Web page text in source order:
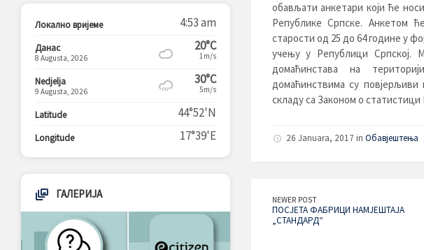
обављати анкетари који ће
Републике Српске. Анкетом
старости од 25 до 64 године у
учењу у Републици Српској.
домаћинстава на
домаћинствима су
складу са Законом о
26 Januara, 2017 in Обавјештења
NEWER POST
ПОСЈЕТА ФАБРИЦИ НАМЈЕШТАЈА
„СТАНДАРД“
Локално вријеме 4:53 am
Данас
8 Augusta, 2026
20°C
1m/s
Nedjelja
9 Augusta, 2026
30°C
5m/s
Latitude 44°52'N
Longitude 17°39'E
ГАЛЕРИЈА